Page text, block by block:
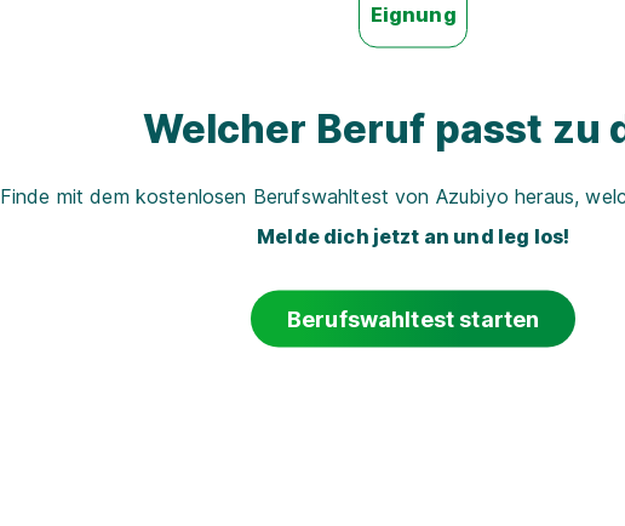
Eignung
Welcher Beruf passt zu
Finde mit dem kostenlosen Berufswahltest von Azubiyo heraus,
Melde dich jetzt an und leg los!
Berufswahltest starten